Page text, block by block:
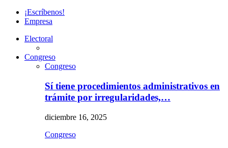
¡Escríbenos!
Empresa
Electoral
Congreso
Congreso
Sí tiene procedimientos administrativos en
trámite por irregularidades,…
diciembre 16, 2025
Congreso